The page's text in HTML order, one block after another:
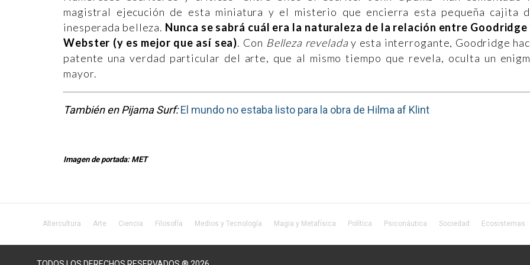
magistral ejecución de esta miniatura y el misterio que encierra esta pequeña cajita
inesperada belleza. Nunca se sabrá cuál era la naturaleza de la relación entre Goodridge
Webster (y es mejor que así sea). Con Belleza reveladay esta interrogante, Goodridge
patente una verdad particular del arte, que al mismo tiempo que revela, oculta un
mayor.
También en Pijama Surf:El mundo no estaba listo para la obra de Hilma af Klint
Imagen de portada: MET
Altercultura Arte Ciencia Filosofía Medios y Tecnología Magia y Metafísica Política Psiconáutica Sociedad Ecosistemas